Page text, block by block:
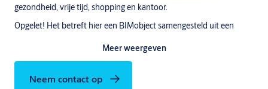
gezondheid, vrije tijd, shopping en kantoor.
Opgelet! Het betreft hier een BIMobject samengesteld uit een
Het geheel (deur + producten) op zichis niet leverbaar als 1
Meer weergeven
Neem contact op